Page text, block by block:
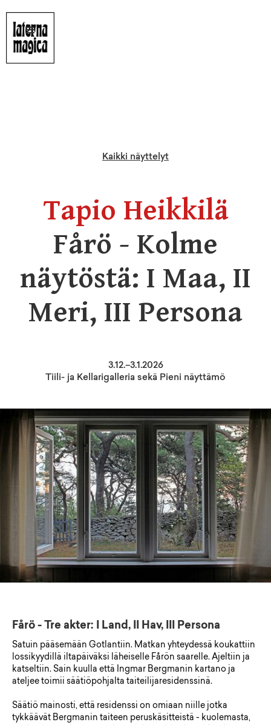
Kaikki näyttelyt
Tapio Heikkilä
Fårö - Kolme
näytöstä: I Maa, II
Meri, III Persona
3.12.–3.1.2026
Tiili- ja Kellarigalleria sekä Pieni näyttämö
Fårö - Tre akter: I Land, II Hav, III Persona
Satuin pääsemään Gotlantiin. Matkan yhteydessä koukattiin
lossikyydillä iltapäiväksi läheiselle Fårön saarelle. Ajeltiin ja
katseltiin. Sain kuulla että Ingmar Bergmanin kartano ja
ateljee toimii säätiöpohjalta taiteilijaresidenssinä.
Säätiö mainosti, että residenssi on omiaan niille jotka
tykkäävät Bergmanin taiteen peruskäsitteistä - kuolemasta,